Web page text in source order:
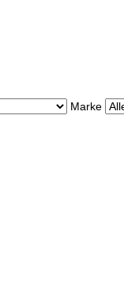
Marke